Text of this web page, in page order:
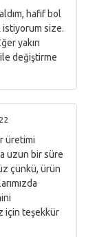
hafif bol
istiyorum size.
yakın
değiştirme
üretimi
uzun bir süre
çünkü, ürün
için teşekkür